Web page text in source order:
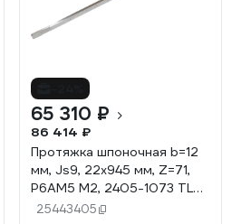
65 310 ₽
86 414 ₽
Протяжка шпоночная b=12
мм, Js9, 22x945 мм, Z=71,
Р6АМ5 М2, 2405-1073 TLX
70622
25443405